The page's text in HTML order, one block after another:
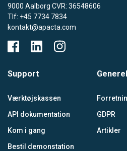
9000 Aalborg CVR: 36548606
Tlf: +45 7734 7834
kontakt@apacta.com
Support
Værktøjskassen
API dokumentation
Kom i gang
Bestil demonstation
GDPR
Artikler